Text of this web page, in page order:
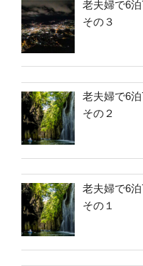
老夫婦で6
その３
老夫婦で6
その２
老夫婦で6
その１